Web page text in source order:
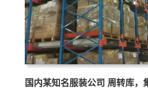
国内某知名服装公司 周转库，集货区穿梭货架案